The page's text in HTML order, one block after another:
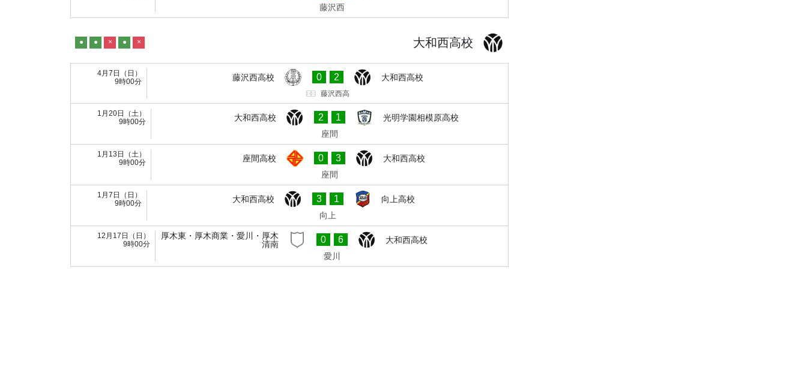
藤沢西
大和西高校
● ● × ● ×
4月7日（日）
9時00分
藤沢西高校 0 2 大和西高校
藤沢西高
1月20日（土）
9時00分
大和西高校 2 1
光明学園相模原高校
座間
1月13日（土）
9時00分
座間高校 0 3
大和西高校
座間
1月7日（日）
9時00分
大和西高校 3 1
向上高校
向上
12月17日（日）
9時00分
厚木東・厚木商業・愛川・厚木
清南
0 6
大和西高校
愛川